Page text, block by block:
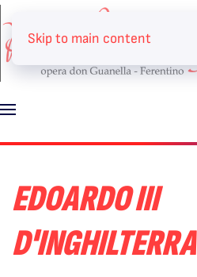
Skip to main content
EDOARDO III
D'INGHILTERRA